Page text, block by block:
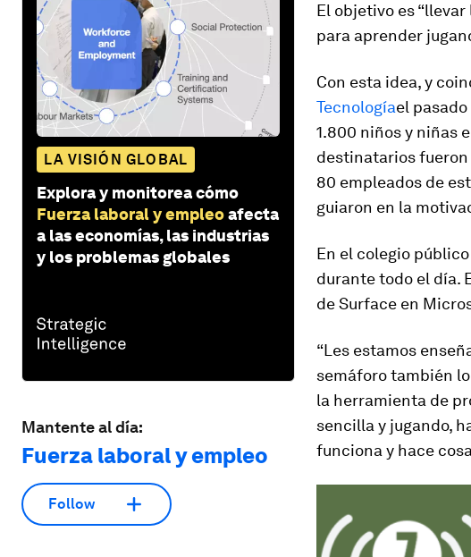
LA VISIÓN GLOBAL
Explora y monitorea cómo
Fuerza laboral y empleoafecta
a las economías, las industrias
y los problemas globales
Mantente al día:
Fuerza laboral y empleo
Follow
El objetivo es
para aprender
Con esta idea, y
Tecnologíael
1.800 niños y niñas
destinatarios fueron
80 empleados de
guiaron en la
En el colegio
durante todo el día.
de Surface en
“Les estamos
semáforo también
la herramienta de
sencilla y jugando,
funciona y hace